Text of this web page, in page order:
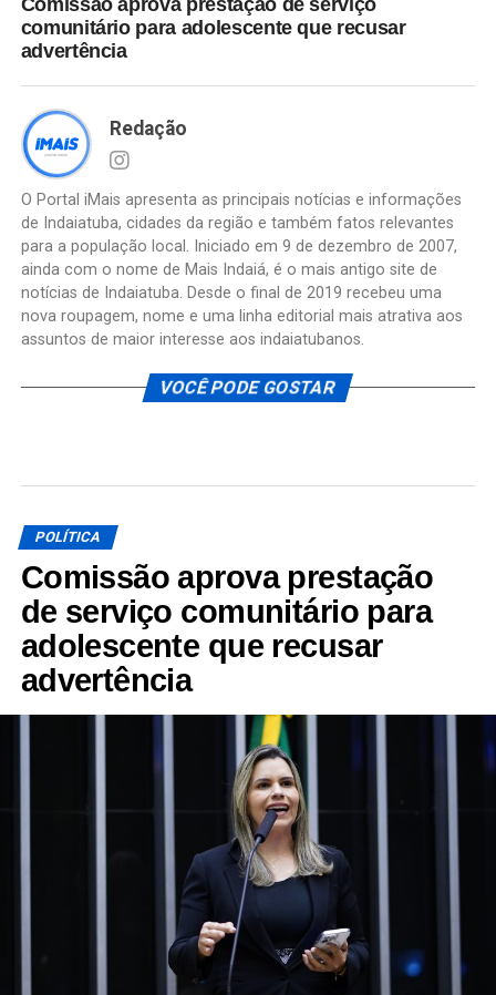
comunitário para adolescente que recusar
advertência
Redação
O Portal iMais apresenta as principais notícias e informações
de Indaiatuba, cidades da região e também fatos relevantes
para a população local. Iniciado em 9 de dezembro de 2007,
ainda com o nome de Mais Indaiá, é o mais antigo site de
notícias de Indaiatuba. Desde o final de 2019 recebeu uma
nova roupagem, nome e uma linha editorial mais atrativa aos
assuntos de maior interesse aos indaiatubanos.
VOCÊ PODE GOSTAR
POLÍTICA
Comissão aprova prestação
de serviço comunitário para
adolescente que recusar
advertência